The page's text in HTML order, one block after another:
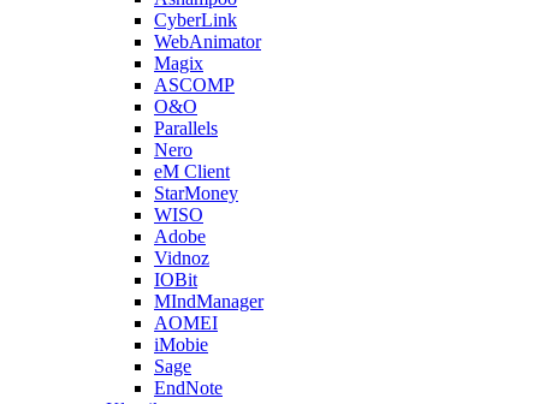
CyberLink
WebAnimator
Magix
ASCOMP
O&O
Parallels
Nero
eM Client
StarMoney
WISO
Adobe
Vidnoz
IOBit
MIndManager
AOMEI
iMobie
Sage
EndNote